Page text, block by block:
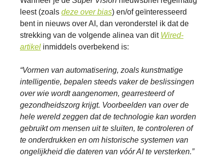
leest (zoals deze over bias) en/of geïnteresseerd
bent in nieuws over AI, dan veronderstel ik dat de
strekking van de volgende alinea van dit Wired-
artikel inmiddels overbekend is:
“Vormen van automatisering, zoals kunstmatige
intelligentie, bepalen steeds vaker de beslissingen
over wie wordt aangenomen, gearresteerd of
gezondheidszorg krijgt. Voorbeelden van over de
hele wereld zeggen dat de technologie kan worden
gebruikt om mensen uit te sluiten, te controleren of
te onderdrukken en om historische systemen van
ongelijkheid die dateren van vóór AI te versterken.”